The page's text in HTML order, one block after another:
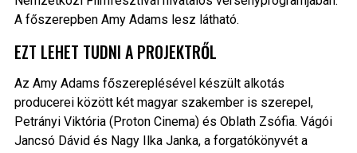
A főszerepben Amy Adams lesz látható.
EZT LEHET TUDNI A PROJEKTRŐL
Az Amy Adams főszereplésével készült alkotás
producerei között két magyar szakember is szerepel,
Petrányi Viktória (Proton Cinema) és Oblath Zsófia. Vágói
Jancsó Dávid és Nagy Ilka Janka, a forgatókönyvét a